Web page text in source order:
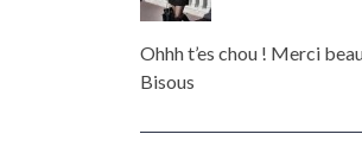
Ohhh t’es chou ! Merci
Bisous